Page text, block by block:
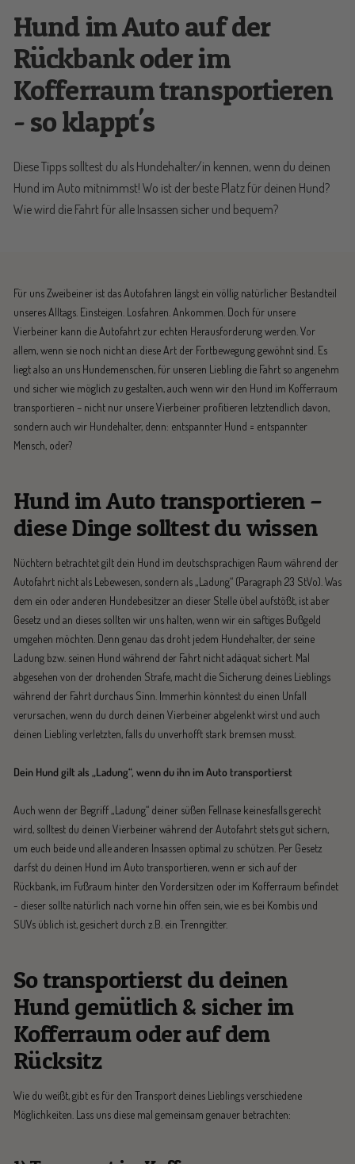
Hund im Auto auf der
Rückbank oder im
Kofferraum transportieren
- so klappt's
Diese Tipps solltest du als Hundehalter/in kennen, wenn du deinen
Hund im Auto mitnimmst! Wo ist der beste Platz für deinen Hund?
Wie wird die Fahrt für alle Insassen sicher und bequem?
Für uns Zweibeiner ist das Autofahren längst ein völlig natürlicher Bestandteil
unseres Alltags. Einsteigen. Losfahren. Ankommen. Doch für unsere
Vierbeiner kann die Autofahrt zur echten Herausforderung werden. Vor
allem, wenn sie noch nicht an diese Art der Fortbewegung gewöhnt sind. Es
liegt also an uns Hundemenschen, für unseren Liebling die Fahrt so angenehm
und sicher wie möglich zu gestalten, auch wenn wir den Hund im Kofferraum
transportieren – nicht nur unsere Vierbeiner profitieren letztendlich davon,
sondern auch wir Hundehalter, denn: entspannter Hund = entspannter
Mensch, oder?
Hund im Auto transportieren –
diese Dinge solltest du wissen
Nüchtern betrachtet gilt dein Hund im deutschsprachigen Raum während der
Autofahrt nicht als Lebewesen, sondern als „Ladung“ (Paragraph 23 StVo). Was
dem ein oder anderen Hundebesitzer an dieser Stelle übel aufstößt, ist aber
Gesetz und an dieses sollten wir uns halten, wenn wir ein saftiges Bußgeld
umgehen möchten. Denn genau das droht jedem Hundehalter, der seine
Ladung bzw. seinen Hund während der Fahrt nicht adäquat sichert. Mal
abgesehen von der drohenden Strafe, macht die Sicherung deines Lieblings
während der Fahrt durchaus Sinn. Immerhin könntest du einen Unfall
verursachen, wenn du durch deinen Vierbeiner abgelenkt wirst und auch
deinen Liebling verletzten, falls du unverhofft stark bremsen musst.
Dein Hund gilt als „Ladung“, wenn du ihn im Auto transportierst
Auch wenn der Begriff „Ladung“ deiner süßen Fellnase keinesfalls gerecht
wird, solltest du deinen Vierbeiner während der Autofahrt stets gut sichern,
um euch beide und alle anderen Insassen optimal zu schützen. Per Gesetz
darfst du deinen Hund im Auto transportieren, wenn er sich auf der
Rückbank, im Fußraum hinter den Vordersitzen oder im Kofferraum befindet
- dieser sollte natürlich nach vorne hin offen sein, wie es bei Kombis und
SUVs üblich ist, gesichert durch z.B. ein Trenngitter.
So transportierst du deinen
Hund gemütlich & sicher im
Kofferraum oder auf dem
Rücksitz
Wie du weißt, gibt es für den Transport deines Lieblings verschiedene
Möglichkeiten. Lass uns diese mal gemeinsam genauer betrachten: